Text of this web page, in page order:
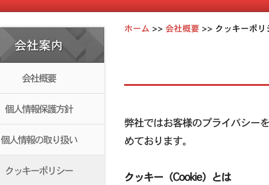
会社案内
会社概要
個人情報保護方針
個人情報の取り扱い
クッキーポリシー
ホーム >> 会社概要 >> クッキーポリ
弊社ではお客様のプライバシー
めております。
クッキー（Cookie）とは